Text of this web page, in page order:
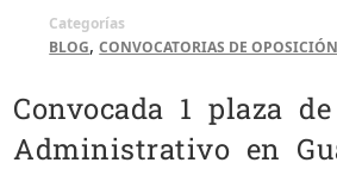
Categorías
BLOG,CONVOCATORIAS DE OPOSICIÓN
Convocada 1 plaza
Administrativo en